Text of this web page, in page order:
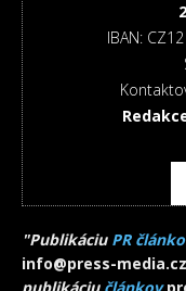
IBAN:
"Publikáciu PR
info@press-media.cz